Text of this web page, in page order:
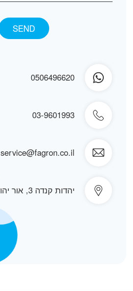
0506496620
03-9601993
service@fagron.co.il
יהדות קנדה 3, אור יהודה